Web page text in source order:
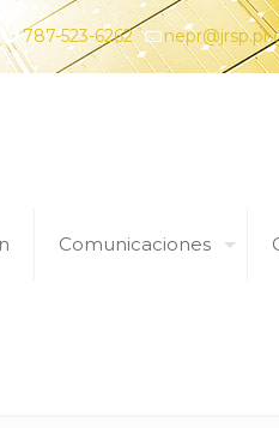
787-523-6262
Comunicaciones